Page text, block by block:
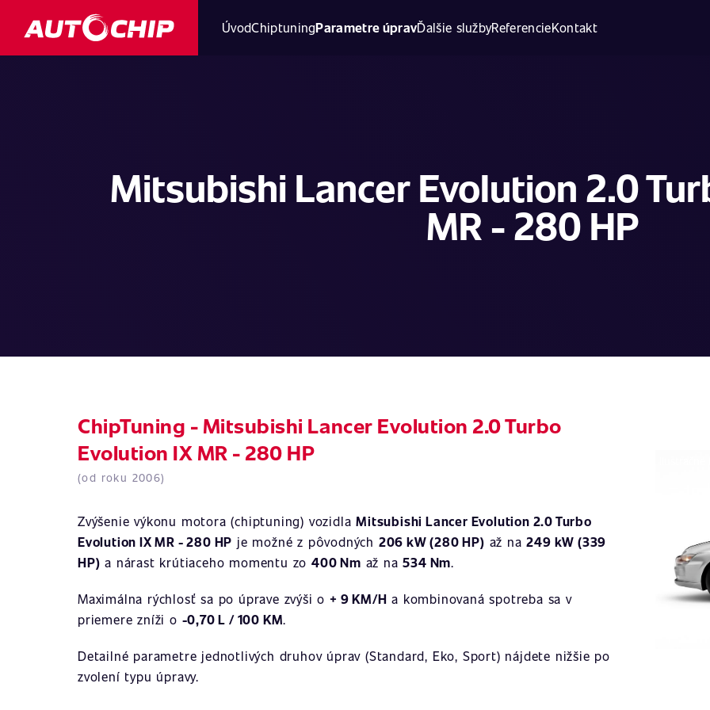
ÚvodChiptuningParametre úpravĎalšie službyReferencieKontakt
Mitsubishi Lancer Evolution 2.0
MR - 280 HP
ChipTuning - Mitsubishi Lancer Evolution 2.0 Turbo
Evolution IX MR - 280 HP
(od roku 2006)
Zvýšenie výkonu motora (chiptuning) vozidlaMitsubishi Lancer Evolution 2.0 Turbo
Evolution IX MR - 280 HP je možné z pôvodných 206 kW (280 HP) až na249 kW (339
HP) a nárast krútiaceho momentu zo400 Nm až na534 Nm.
Maximálna rýchlosť sa po úprave zvýši o + 9 KM/H a kombinovaná spotreba sa v
priemere zníži o -0,70 L / 100 KM.
Detailné parametre jednotlivých druhov úprav (Standard, Eko, Sport) nájdete nižšie po
zvolení typu úpravy.